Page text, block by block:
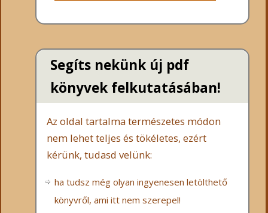
Segíts nekünk új pdf
könyvek felkutatásában!
Az oldal tartalma természetes módon
nem lehet teljes és tökéletes, ezért
kérünk, tudasd velünk:
ha tudsz még olyan ingyenesen letölthető
könyvről, ami itt nem szerepel!